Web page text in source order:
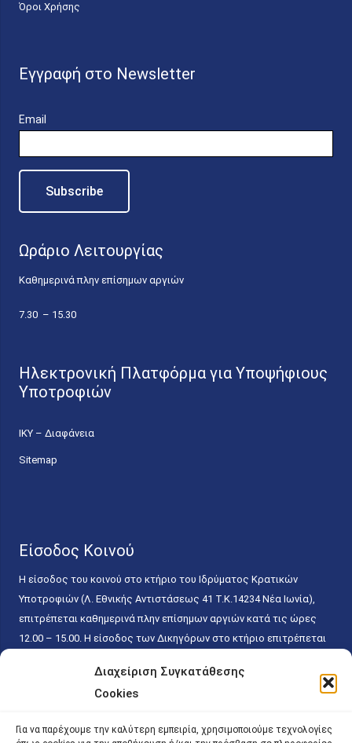
Διαχείριση Συγκατάθεσης
Cookies
Για να παρέχουμε την καλύτερη εμπειρία, χρησιμοποιούμε τεχνολογίες
Όροι Χρήσης
Εγγραφή στο Newsletter
Email
Ωράριο Λειτουργίας
Καθημερινά πλην επίσημων αργιών
7.30 – 15.30
Ηλεκτρονική Πλατφόρμα για Υποψήφιους
Υποτροφιών
ΙΚΥ – Διαφάνεια
Sitemap
Είσοδος Κοινού
Η είσοδος του κοινού στο κτήριο του Ιδρύματος Κρατικών
Υποτροφιών (Λ. Εθνικής Αντιστάσεως 41 T.K.14234 Νέα Ιωνία),
επιτρέπεται καθημερινά πλην επίσημων αργιών κατά τις ώρες
12.00 – 15.00. Η είσοδος των Δικηγόρων στο κτήριο επιτρέπεται
κάθε εργάσιμη ημέρα και ώρα χωρίς κανέναν χρονικό ή άλλο
περιορισμό. Η είσοδος του κοινού ειδικά στο γραφείο του
15.00. Η εξυπηρέτηση του κοινού πραγματοποιείται βάσει των